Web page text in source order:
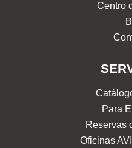
Centro
Para
Reservas
Oficinas